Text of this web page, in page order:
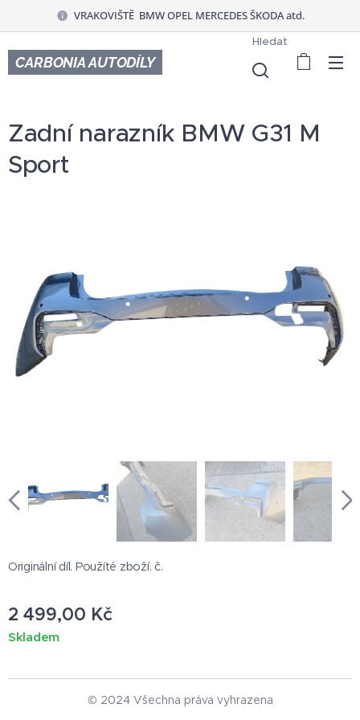
VRAKOVIŠTĚ BMW OPEL MERCEDES ŠKODA atd.
CARBONIA AUTODÍLY
Hledat
Zadní narazník BMW G31 M
Sport
Originální díl. Použíté zboží. č.
2 499,00 Kč
Skladem
© 2024 Všechna práva vyhrazena